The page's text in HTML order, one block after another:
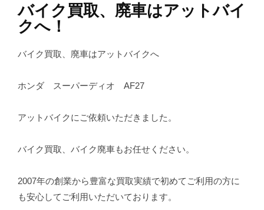
バイク買取、廃車はアットバイ
クへ！
バイク買取、廃車はアットバイクへ
ホンダ スーパーディオ AF27
アットバイクにご依頼いただきました。
バイク買取、バイク廃車もお任せください。
2007年の創業から豊富な買取実績で初めてご利用の方に
も安心してご利用いただいております。